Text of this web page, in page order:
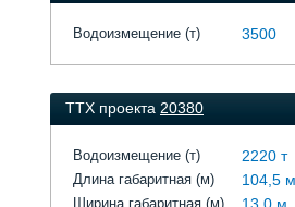
Водоизмещение (т) 3500
ТТХ проекта 20380
Водоизмещение (т) 2220 т
Длина габаритная (м) 104,5 м
Ширина габаритная (м)